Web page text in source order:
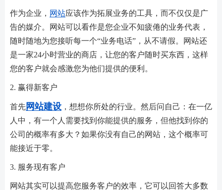
作为企业， 网站应该作为拓展业务的工具，而不仅仅是广
告的媒介。网站可以看作是您企业不知疲倦的业务代表，
随时随地为您接听每一个“业务电话”，从不请假。网站还
是一家24小时营业的商店，让您的客户随时买东西，这样
您的客户就会感激您为他们提供的便利。
2. 赢得新客户
首先网站建设 ，想想你所处的行业。然后问自己：在一亿
人中，有一个人需要找到你能提供的服务，但他找到你的
公司的概率有多大？如果你没有自己的网站，这个概率可
能接近于零。
3. 服务现有客户
网站其实可以提高您服务客户的效率，它可以回答大多数